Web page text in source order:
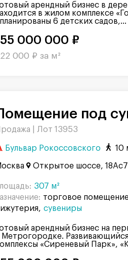
арендный бизнес в
в жилом комплексе
6 детских садов,...
000 000 ₽
000 ₽ за м²
Помещение под
| Лот 13953
Бульвар Рокоссовского 10
Открытое шоссе, 18Ас7
307 м²
торговое
сувениры
арендный бизнес на
Метрогородке.
«Сиреневый Парк»,